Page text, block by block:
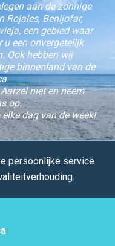
aan de zonnige
Rojales, Benijofar,
een gebied waar
u een onvergetelijk
Ook hebben wij
binnenland van de
niet en neem
op.
dag van de week!
persoonlijke service